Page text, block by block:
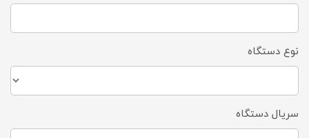
نوع دستگاه
سریال دستگاه